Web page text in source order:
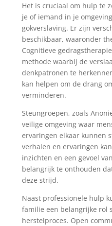
Het is cruciaal om hulp te
je of iemand in je
gokverslaving. Er zijn
beschikbaar, waaronder
Cognitieve
methode waarbij de
denkpatronen te
kan helpen om de drang
verminderen.
Steungroepen, zoals
veilige omgeving waar
ervaringen elkaar kunnen
verhalen en ervaringen
inzichten en een gevoel
belangrijk te onthouden
deze strijd.
Naast professionele hulp
familie een belangrijke rol
herstelproces. Open